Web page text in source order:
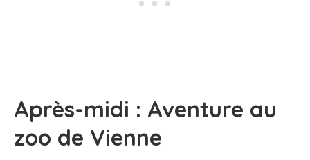
Après-midi : Aventure au
zoo de Vienne